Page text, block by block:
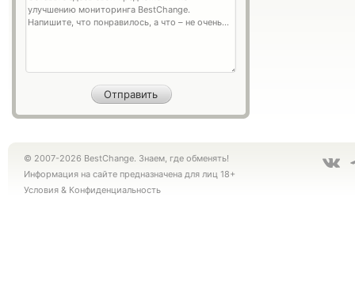
© 2007-2026 BestChange. Знаем, где обменять!
Информация на сайте предназначена для лиц 18+
Условия & Конфиденциальность